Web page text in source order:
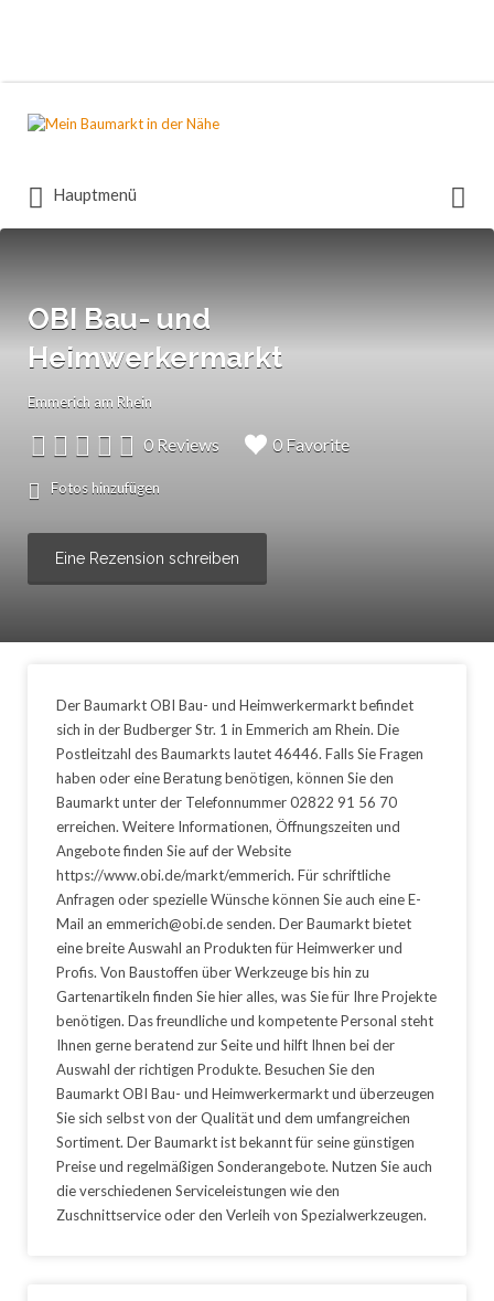
nach:
Hauptmenü
nach:
OBI Bau- und
Heimwerkermarkt
Emmerich am Rhein
0 Reviews 0 Favorite
Fotos hinzufügen
Eine Rezension schreiben
Der Baumarkt OBI Bau- und Heimwerkermarkt befindet
sich in der Budberger Str. 1 in Emmerich am Rhein. Die
Postleitzahl des Baumarkts lautet 46446. Falls Sie Fragen
haben oder eine Beratung benötigen, können Sie den
Baumarkt unter der Telefonnummer 02822 91 56 70
erreichen. Weitere Informationen, Öffnungszeiten und
Angebote finden Sie auf der Website
https://www.obi.de/markt/emmerich. Für schriftliche
Anfragen oder spezielle Wünsche können Sie auch eine E-
Mail an emmerich@obi.de senden. Der Baumarkt bietet
eine breite Auswahl an Produkten für Heimwerker und
Profis. Von Baustoffen über Werkzeuge bis hin zu
Gartenartikeln finden Sie hier alles, was Sie für Ihre Projekte
benötigen. Das freundliche und kompetente Personal steht
Ihnen gerne beratend zur Seite und hilft Ihnen bei der
Auswahl der richtigen Produkte. Besuchen Sie den
Baumarkt OBI Bau- und Heimwerkermarkt und überzeugen
Sie sich selbst von der Qualität und dem umfangreichen
Sortiment. Der Baumarkt ist bekannt für seine günstigen
Preise und regelmäßigen Sonderangebote. Nutzen Sie auch
die verschiedenen Serviceleistungen wie den
Zuschnittservice oder den Verleih von Spezialwerkzeugen.